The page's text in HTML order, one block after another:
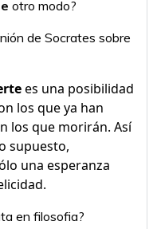
otro modo?
de Socrates sobre
es una posibilidad
los que ya han
los que morirán. Así
supuesto,
una esperanza
en filosofia?